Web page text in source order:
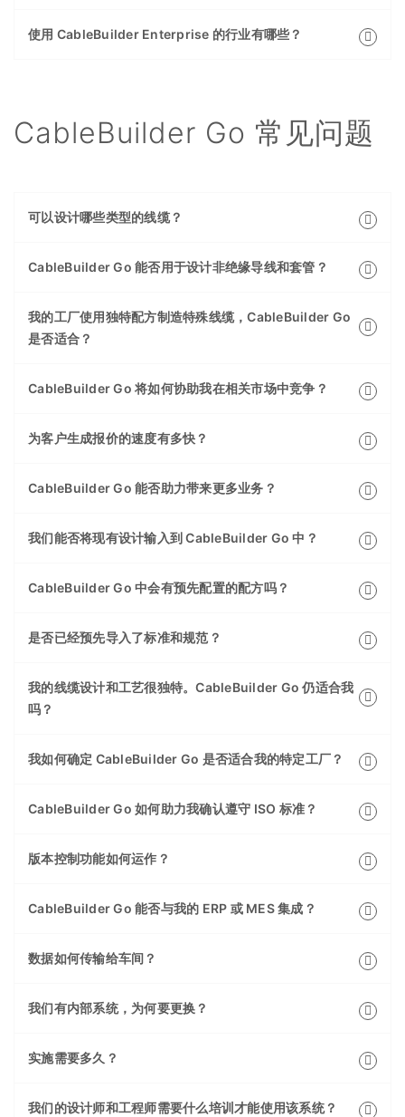
使用 CableBuilder Enterprise 的行业有哪些？
CableBuilder Go 常见问题
可以设计哪些类型的线缆？
CableBuilder Go 能否用于设计非绝缘导线和套管？
我的工厂使用独特配方制造特殊线缆，CableBuilder Go
是否适合？
CableBuilder Go 将如何协助我在相关市场中竞争？
为客户生成报价的速度有多快？
CableBuilder Go 能否助力带来更多业务？
我们能否将现有设计输入到 CableBuilder Go 中？
CableBuilder Go 中会有预先配置的配方吗？
是否已经预先导入了标准和规范？
我的线缆设计和工艺很独特。CableBuilder Go 仍适合我
吗？
我如何确定 CableBuilder Go 是否适合我的特定工厂？
CableBuilder Go 如何助力我确认遵守 ISO 标准？
版本控制功能如何运作？
CableBuilder Go 能否与我的 ERP 或 MES 集成？
数据如何传输给车间？
我们有内部系统，为何要更换？
实施需要多久？
我们的设计师和工程师需要什么培训才能使用该系统？